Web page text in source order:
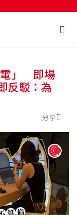
電」 即場
反駁：為
分享